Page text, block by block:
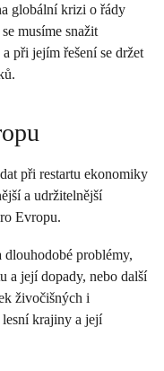
globální krizi o řády
musíme snažit
při jejím řešení se držet
při restartu ekonomiky
a udržitelnější
Evropu.
problémy,
a její dopady, nebo další
živočišných i
krajiny a její